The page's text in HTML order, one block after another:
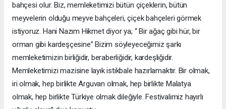
bahçesi olur. Biz, memleketimizi bütün çiçeklerin, bütün
meyvelerin olduğu meyve bahçeleri, çiçek bahçeleri görmek
istiyoruz. Hani Nazım Hikmet diyor ya; “ Bir ağaç gibi hür, bir
orman gibi kardeşçesine” Bizim söyleyeceğimiz şarkı
memleketimizin birliğidir, beraberliğidir, kardeşliğidir.
Memleketimizi mazisine layık istikbale hazırlamaktır. Bir olmak,
iri olmak, hep birlikte Arguvan olmak, hep birlikte Malatya
olmak, hep birlikte Türkiye olmak dileğiyle. Festivalimiz hayırlı